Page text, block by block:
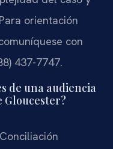
orientación
con
437-7747.
de una audiencia
Gloucester?